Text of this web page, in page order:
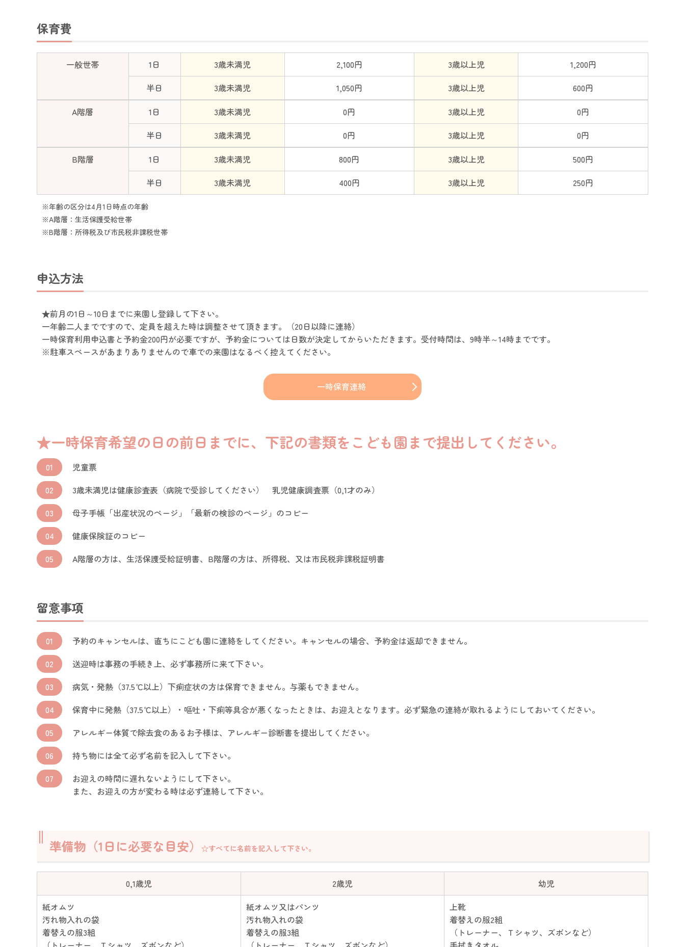
保育費
一般世帯 1日 3歳未満児 2,100円 3歳以上児
1,200円
半日
3歳未満児 1,050円 3歳以上児
600円
A階層
1日 3歳未満児 0円 3歳以上児
0円
半日
3歳未満児 0円 3歳以上児
0円
B階層
1日 3歳未満児 800円 3歳以上児
500円
半日
3歳未満児 400円 3歳以上児 250円
※年齢の区分は4月1日時点の年齢
※A階層：生活保護受給世帯
※B階層：所得税及び市民税非課税世帯
申込方法
★前月の1日～10日までに来園し登録して下さい。
一年齢二人までですので、定員を超えた時は調整させて頂きます。（20日以降に連絡）
一時保育利用申込書と予約金200円が必要ですが、予約金については日数が決定してからいただきます。受付時間は、9時半～14時までです。
※駐車スペースがあまりありませんので車での来園はなるべく控えてください。
一時保育連絡
★一時保育希望の日の前日までに、下記の書類をこども園まで提出してください。
01
児童票
02
3歳未満児は健康診査表（病院で受診してください） 乳児健康調査票（0,1才のみ）
03
母子手帳「出産状況のページ」「最新の検診のページ」のコピー
04
健康保険証のコピー
05
A階層の方は、生活保護受給証明書、B階層の方は、所得税、又は市民税非課税証明書
留意事項
01
予約のキャンセルは、直ちにこども園に連絡をしてください。キャンセルの場合、予約金は返却できません。
02
送迎時は事務の手続き上、必ず事務所に来て下さい。
03
病気・発熱（37.5℃以上）下痢症状の方は保育できません。与薬もできません。
04
保育中に発熱（37.5℃以上）・嘔吐・下痢等具合が悪くなったときは、お迎えとなります。必ず緊急の連絡が取れるようにしておいてください。
05
アレルギー体質で除去食のあるお子様は、アレルギー診断書を提出してください。
06
持ち物には全て必ず名前を記入して下さい。
07
お迎えの時間に遅れないようにして下さい。
また、お迎えの方が変わる時は必ず連絡して下さい。
準備物（1日に必要な目安） ☆すべてに名前を記入して下さい。
0,1歳児
紙オムツ
汚れ物入れの袋
着替えの服3組
2歳児
紙オムツ又はパンツ
汚れ物入れの袋
着替えの服3組
幼児
上靴
着替えの服2組
（トレーナー、Ｔシャツ、ズボンなど）